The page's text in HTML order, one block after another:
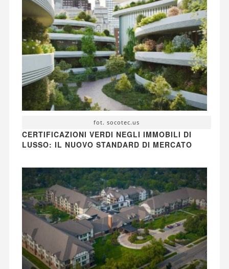
fot. socotec.us
CERTIFICAZIONI VERDI NEGLI IMMOBILI DI
LUSSO: IL NUOVO STANDARD DI MERCATO